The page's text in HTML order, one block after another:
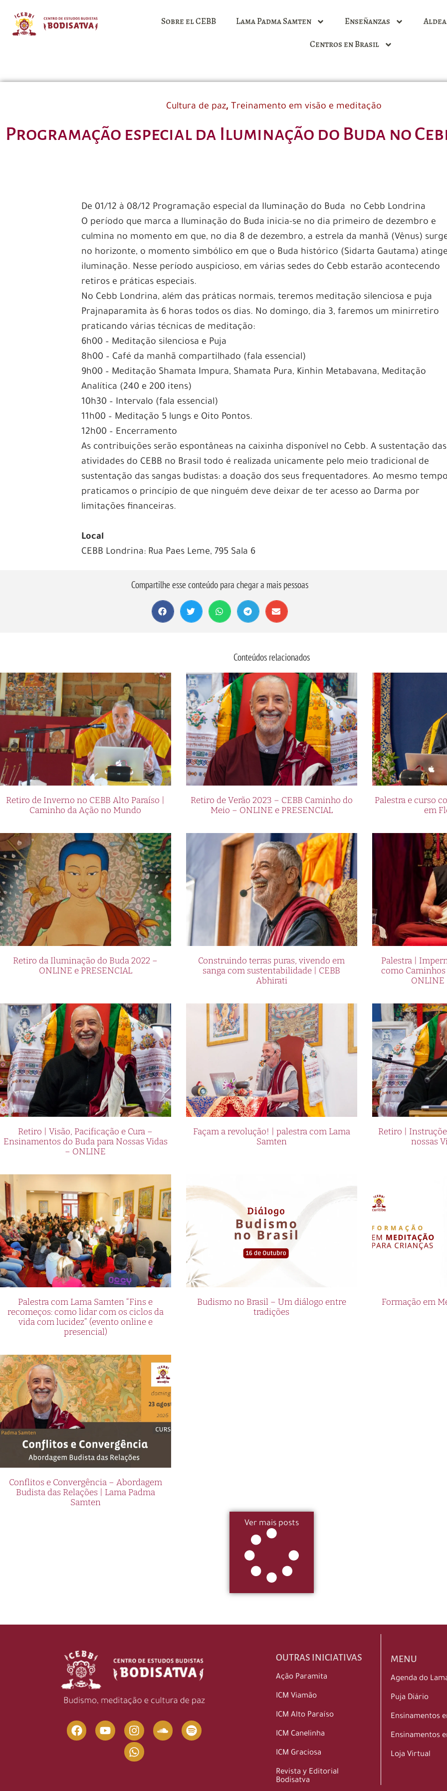
Sobre el CEBB Lama Padma Samten Enseñanzas
Centros en Brasil
Cultura de paz,Treinamento em visão e meditação
Programação especial da Iluminação do Buda no
De 01/12 à 08/12 Programação especial da Iluminação do Buda no Cebb Londrina
O período que marca a Iluminação do Buda inicia-se no dia primeiro de dezembro e
culmina no momento em que, no dia 8 de dezembro, a estrela da manhã (Vênus)
no horizonte, o momento simbólico em que o Buda histórico (Sidarta Gautama)
iluminação. Nesse período auspicioso, em várias sedes do Cebb estarão acontecendo
retiros e práticas especiais.
No Cebb Londrina, além das práticas normais, teremos meditação silenciosa e puja
Prajnaparamita às 6 horas todos os dias. No domingo, dia 3, faremos um minirretiro
praticando várias técnicas de meditação:
6h00 – Meditação silenciosa e Puja
8h00 – Café da manhã compartilhado (fala essencial)
9h00 – Meditação Shamata Impura, Shamata Pura, Kinhin Metabavana, Meditação
Analítica (240 e 200 itens)
10h30 – Intervalo (fala essencial)
11h00 – Meditação 5 lungs e Oito Pontos.
12h00 – Encerramento
As contribuições serão espontâneas na caixinha disponível no Cebb. A sustentação das
atividades do CEBB no Brasil todo é realizada unicamente pelo meio tradicional de
sustentação das sangas budistas: a doação dos seus frequentadores. Ao mesmo
praticamos o princípio de que ninguém deve deixar de ter acesso ao Darma por
limitações financeiras.
Local
CEBB Londrina: Rua Paes Leme, 795 Sala 6
Compartilhe esse conteúdo para chegar a mais pessoas
Conteúdos relacionados
Retiro de Inverno no CEBB Alto Paraíso |
Caminho da Ação no Mundo
Retiro de Verão 2023 – CEBB Caminho do
Meio – ONLINE e PRESENCIAL
Palestra e curso
em
Retiro da Iluminação do Buda 2022 –
ONLINE e PRESENCIAL
Construindo terras puras, vivendo em
sanga com sustentabilidade | CEBB
Abhirati
Palestra |
como
ONLINE
Retiro | Visão, Pacificação e Cura –
Ensinamentos do Buda para Nossas Vidas
– ONLINE
Façam a revolução! | palestra com Lama
Samten
Retiro |
nossas
Palestra com Lama Samten “Fins e
recomeços: como lidar com os ciclos da
vida com lucidez” (evento online e
presencial)
Budismo no Brasil – Um diálogo entre
tradições
Formação em
Conflitos e Convergência – Abordagem
Budista das Relações | Lama Padma
Samten
Ver mais posts
OUTRAS INICIATIVAS
Ação Paramita
ICM Viamão
ICM Alto Paraíso
ICM Canelinha
ICM Graciosa
Revista y Editorial
Bodisatva
MENU
Agenda do
Puja Diário
Ensinamentos
Ensinamentos
Loja Virtual